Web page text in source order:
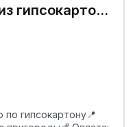
гипсокартона
по гипсокартону📍